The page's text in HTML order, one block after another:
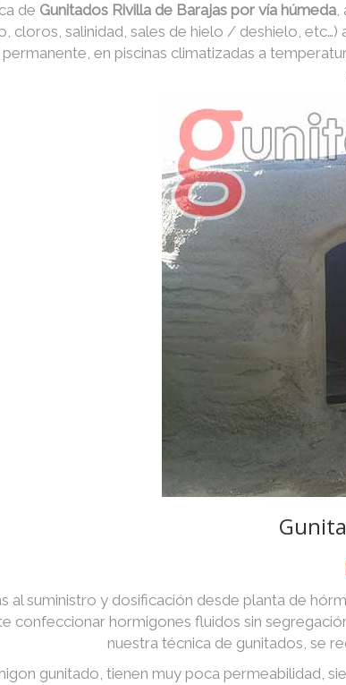
de Gunitados Rivilla de Barajas por vía húmeda,
cloros, salinidad, sales de hielo / deshielo,
en piscinas climatizadas a
al suministro y dosificación desde planta de
confeccionar hormigones fluidos sin
nuestra técnica de gunitados, se
gunitado, tienen muy poca permeabilidad,